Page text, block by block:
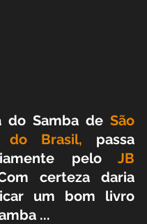
do Samba de São
do Brasil, passa
pelo JB
certeza daria
um bom livro
...